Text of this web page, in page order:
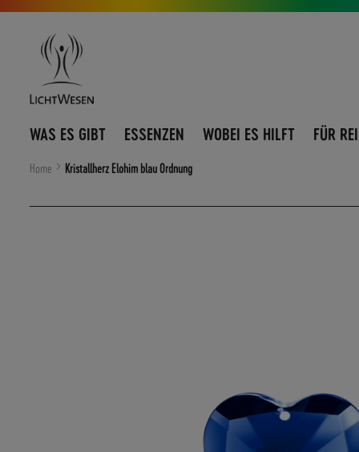
Direkt
zum
Navigation
umschalten
WAS ES GIBT ESSENZEN WOBEI ES HILFT FÜR
Home Kristallherz Elohim blau Ordnung